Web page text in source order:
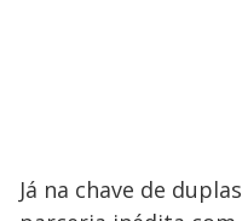
Já na chave de